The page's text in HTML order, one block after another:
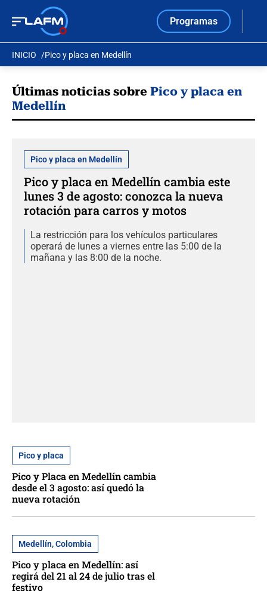
Programas
INICIO Pico y placa en Medellín
Últimas noticias sobre Pico y placa en
Medellín
Pico y placa en Medellín
Pico y placa en Medellín cambia este
lunes 3 de agosto: conozca la nueva
rotación para carros y motos
La restricción para los vehículos particulares
operará de lunes a viernes entre las 5:00 de la
mañana y las 8:00 de la noche.
Pico y placa
Pico y Placa en Medellín cambia
desde el 3 agosto: así quedó la
nueva rotación
Medellín, Colombia
Pico y placa en Medellín: así
regirá del 21 al 24 de julio tras el
festivo